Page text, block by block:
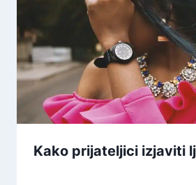
Kako prijateljici izjaviti